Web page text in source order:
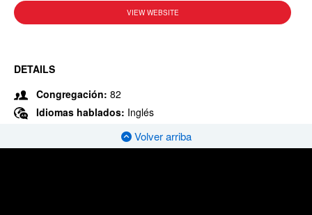
VIEW WEBSITE
DETAILS
Congregación: 82
Idiomas hablados: Inglés
Volver arriba